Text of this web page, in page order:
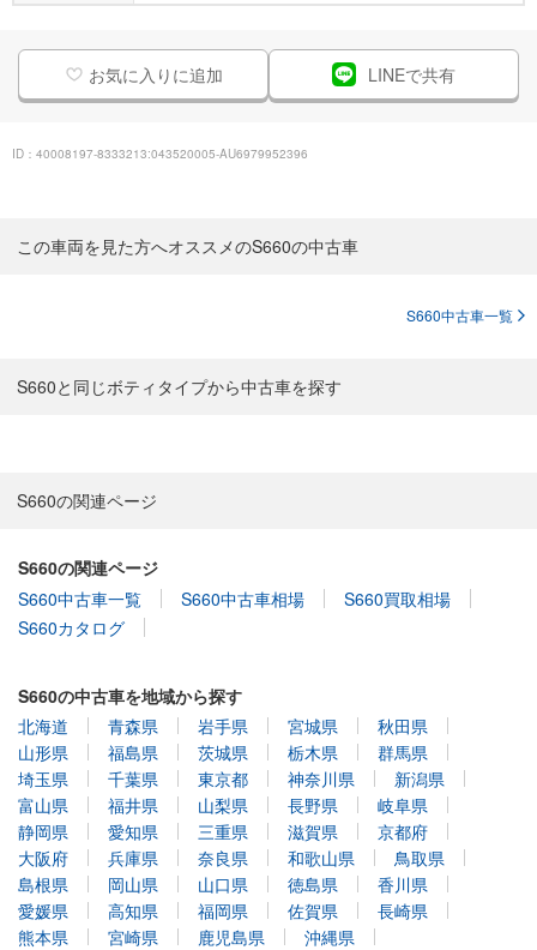
お気に入りに追加 LINEで共有
ID：40008197-8333213:043520005-AU6979952396
この車両を見た方へオススメのS660の中古車
S660中古車一覧
S660と同じボティタイプから中古車を探す
S660の関連ページ
S660の関連ページ
S660中古車一覧
S660中古車相場
S660買取相場
S660カタログ
S660の中古車を地域から探す
北海道
青森県 岩手県 宮城県
秋田県
山形県
福島県 茨城県 栃木県
群馬県
埼玉県
千葉県 東京都 神奈川県
新潟県
富山県
福井県 山梨県 長野県
岐阜県
静岡県
愛知県 三重県 滋賀県
京都府
大阪府
兵庫県 奈良県 和歌山県
鳥取県
島根県
岡山県 山口県 徳島県
香川県
愛媛県
高知県 福岡県 佐賀県
長崎県
熊本県
宮崎県 鹿児島県 沖縄県